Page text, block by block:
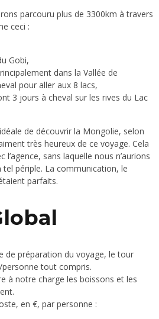
parcouru plus de 3300km à travers
ceci :
Gobi,
dans la Vallée de
pour aller aux 8 lacs,
3 jours à cheval sur les rives du Lac
de découvrir la Mongolie, selon
très heureux de ce voyage. Cela
sans laquelle nous n’aurions
périple. La communication, le
parfaits.
de préparation du voyage, le tour
tout compris.
à notre charge les boissons et les
en €, par personne :